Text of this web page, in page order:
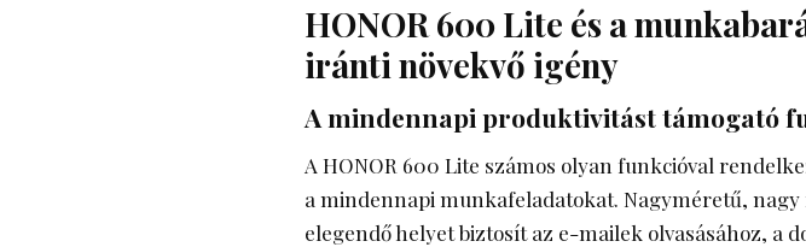
HONOR 600 Lite és a
iránti növekvő igény
A mindennapi produktivitást támogató
A HONOR 600 Lite számos olyan funkcióval
a mindennapi munkafeladatokat. Nagyméretű, nagy
elegendő helyet biztosít az e-mailek olvasásához, a